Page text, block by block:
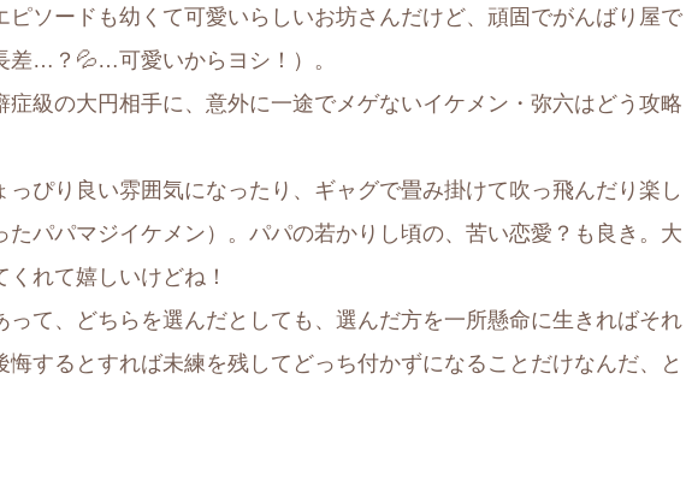
ピソードも幼くて可愛いらしいお坊さんだけど、頑固でがんばり屋で
差…？💦…可愛いからヨシ！）。
症級の大円相手に、意外に一途でメゲないイケメン・弥六はどう攻略
っぴり良い雰囲気になったり、ギャグで畳み掛けて吹っ飛んだり楽し
たパパマジイケメン）。パパの若かりし頃の、苦い恋愛？も良き。大
れて嬉しいけどね！
って、どちらを選んだとしても、選んだ方を一所懸命に生きればそれ
悔するとすれば未練を残してどっち付かずになることだけなんだ、と